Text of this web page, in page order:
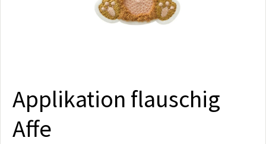
Applikation flauschig
Affe